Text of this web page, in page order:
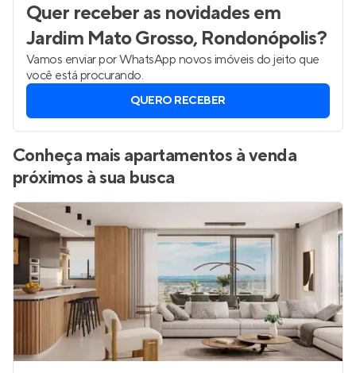
Quer receber as novidadesem
Jardim Mato Grosso, Rondonópolis?
Vamos enviar por WhatsApp novos imóveis do jeito que
você está procurando.
QUERO RECEBER
Conheça mais apartamentos à venda
próximos à sua busca